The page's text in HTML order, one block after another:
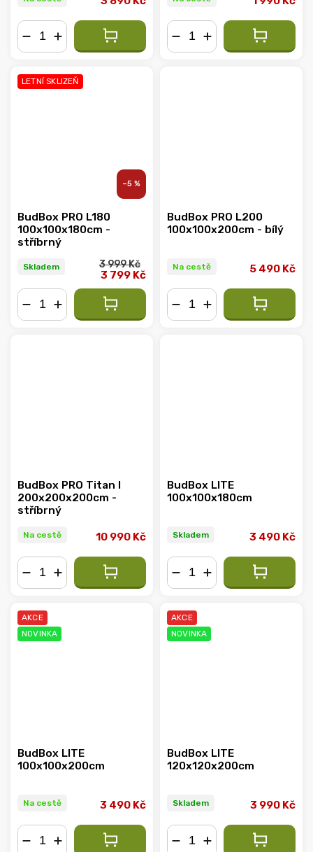
LETNÍ SKLIZEŇ
–5 %
BudBox PRO L180
100x100x180cm -
stříbrný
Skladem 3 999 Kč
3 799 Kč
BudBox PRO L200
100x100x200cm - bílý
Na cestě 5 490 Kč
BudBox PRO Titan I
200x200x200cm -
stříbrný
Na cestě 10 990 Kč
BudBox LITE
100x100x180cm
Skladem 3 490 Kč
AKCE
NOVINKA
BudBox LITE
100x100x200cm
Na cestě 3 490 Kč
AKCE
NOVINKA
BudBox LITE
120x120x200cm
Skladem 3 990 Kč